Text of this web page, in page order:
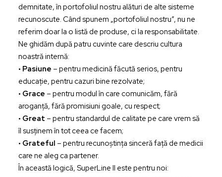
demnitate, în portofoliul nostru alături de alte sisteme
recunoscute. Când spunem „portofoliul nostru”, nu ne
referim doar la o listă de produse, ci la responsabilitate.
Ne ghidăm după patru cuvinte care descriu cultura
noastră internă:
• Pasiune – pentru medicină făcută serios, pentru
educație, pentru cazuri bine rezolvate;
• Grace – pentru modul în care comunicăm, fără
aroganță, fără promisiuni goale, cu respect;
• Great – pentru standardul de calitate pe care vrem să
îl susținem în tot ceea ce facem;
• Grateful – pentru recunoștința sinceră față de medicii
care ne aleg ca partener.
În această logică, SuperLine II este pentru noi: